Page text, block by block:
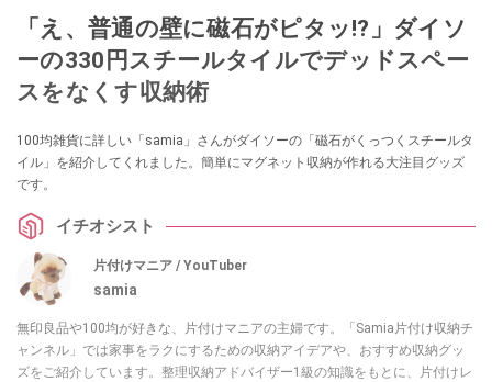
「え、普通の壁に磁石がピタッ!?」ダイソ
ーの330円スチールタイルでデッドスペー
スをなくす収納術
100均雑貨に詳しい「samia」さんがダイソーの「磁石がくっつくスチールタ
イル」を紹介してくれました。簡単にマグネット収納が作れる大注目グッズ
です。
イチオシスト
片付けマニア / YouTuber
samia
無印良品や100均が好きな、片付けマニアの主婦です。「Samia片付け収納チ
ャンネル」では家事をラクにするための収納アイデアや、おすすめ収納グッ
ズをご紹介しています。整理収納アドバイザー1級の知識をもとに、片付けレ